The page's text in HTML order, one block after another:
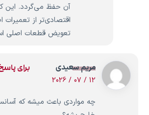
آن حفظ می‌گردد. این
اقتصادی‌تر از تعمیرات
تعویض قطعات اصلی
مریم سعیدی
12 / 07 / 2026
چه مواردی باعث میشه که
برای